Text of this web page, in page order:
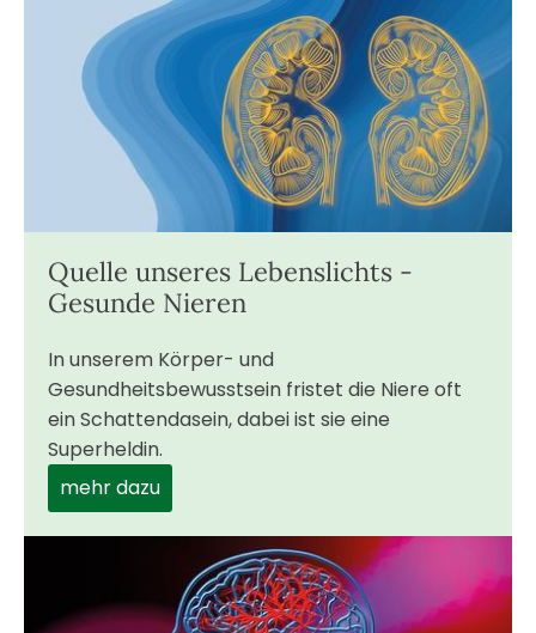
Quelle unseres Lebenslichts -
Gesunde Nieren
In unserem Körper- und
Gesundheitsbewusstsein fristet die Niere oft
ein Schattendasein, dabei ist sie eine
Superheldin.
mehr dazu